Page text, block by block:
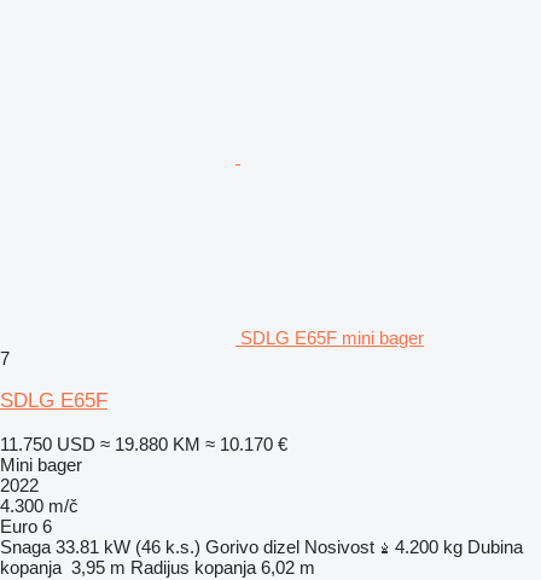
SDLG E65F mini bager
7
SDLG E65F
11.750 USD ≈ 19.880 KM ≈ 10.170 €
Mini bager
2022
4.300 m/č
Euro 6
Snaga 33.81 kW (46 k.s.) Gorivo dizel Nosivost 4.200 kg Dubina
kopanja 3,95 m Radijus kopanja 6,02 m